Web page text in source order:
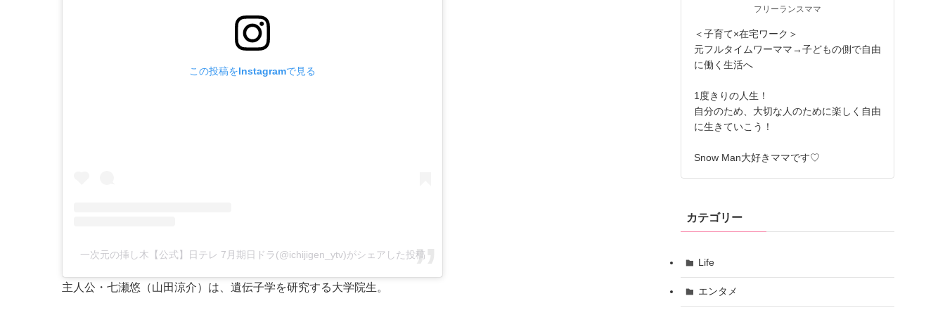
この投稿をInstagramで見る
一次元の挿し木【公式】日テレ 7月期日ドラ(@ichijigen_ytv)がシェアした投稿
主人公・七瀬悠（山田涼介）は、遺伝子学を研究する大学院生。
フリーランスママ
＜子育て×在宅ワーク＞
元フルタイムワーママ→子どもの側で自由
に働く生活へ
1度きりの人生！
自分のため、大切な人のために楽しく自由
に生きていこう！
Snow Man大好きママです♡
カテゴリー
Life
エンタメ